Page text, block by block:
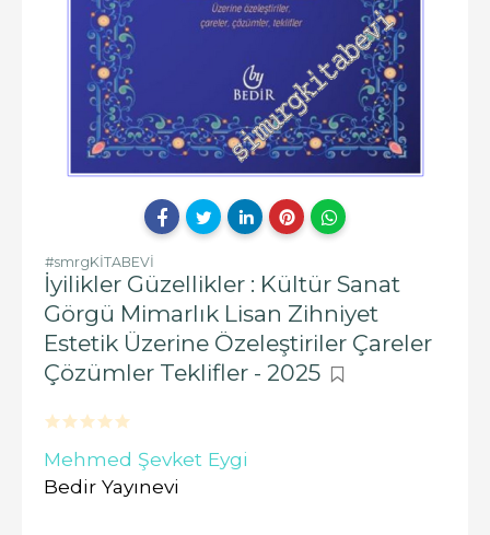
#smrgKİTABEVİ
İyilikler Güzellikler : Kültür Sanat
Görgü Mimarlık Lisan Zihniyet
Estetik Üzerine Özeleştiriler Çareler
Çözümler Teklifler - 2025
Mehmed Şevket Eygi
Bedir Yayınevi